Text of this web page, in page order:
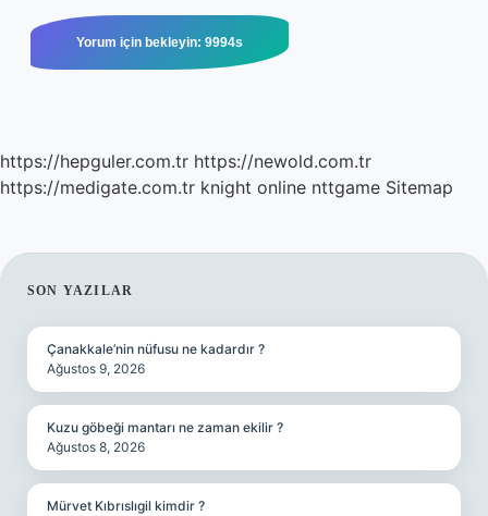
https://hepguler.com.tr https://newold.com.tr
https://medigate.com.tr knight online nttgame Sitemap
SIDEBAR
SON YAZILAR
Çanakkale’nin nüfusu ne kadardır ?
Ağustos 9, 2026
Kuzu göbeği mantarı ne zaman ekilir ?
Ağustos 8, 2026
Mürvet Kıbrıslıgil kimdir ?